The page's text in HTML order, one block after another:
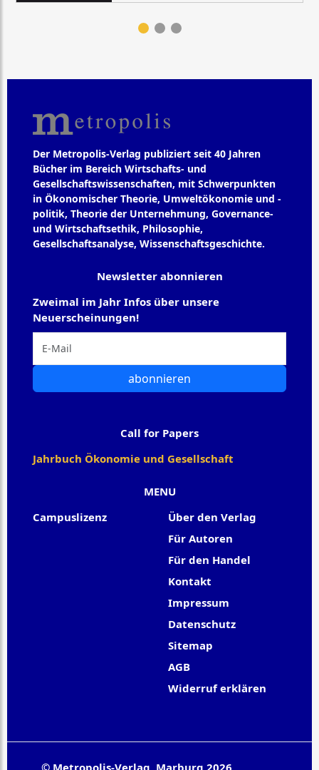
Der Metropolis-Verlag publiziert seit 40 Jahren
Bücher im Bereich Wirtschafts- und
Gesellschaftswissenschaften, mit Schwerpunkten
in Ökonomischer Theorie, Umweltökonomie und -
politik, Theorie der Unternehmung, Governance-
und Wirtschaftsethik, Philosophie,
Gesellschaftsanalyse, Wissenschaftsgeschichte.
MENU
Campuslizenz
Über den Verlag
Für Autoren
Für den Handel
Kontakt
Impressum
Datenschutz
Sitemap
AGB
Widerruf erklären
Newsletter abonnieren
Zweimal im Jahr Infos über unsere
Neuerscheinungen!
abonnieren
Call for Papers
Jahrbuch Ökonomie und Gesellschaft
© Metropolis-Verlag, Marburg 2026